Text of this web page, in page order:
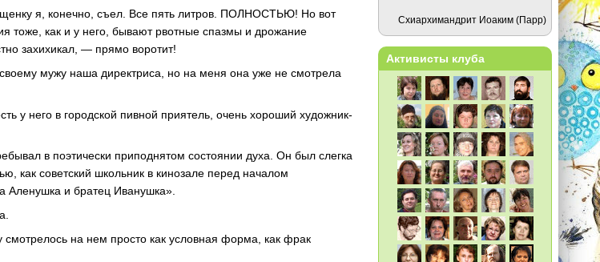
я, конечно, съел. Все пять литров. ПОЛНОСТЬЮ! Но вот
тоже, как и у него, бывают рвотные спазмы и дрожание
захихикал, — прямо воротит!
мужу наша директриса, но на меня она уже не смотрела
у него в городской пивной приятель, очень хороший художник-
в поэтически приподнятом состоянии духа. Он был слегка
как советский школьник в кинозале перед началом
Аленушка и братец Иванушка».
на нем просто как условная форма, как фрак
Схиархимандрит Иоаким (Парр)
Активисты клуба